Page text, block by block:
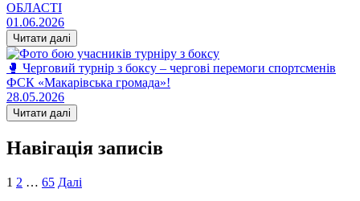
ОБЛАСТІ
01.06.2026
Читати далі
🥊 Черговий турнір з боксу – чергові перемоги спортсменів
ФСК «Макарівська громада»!
28.05.2026
Читати далі
Навігація записів
1 2 … 65 Далі